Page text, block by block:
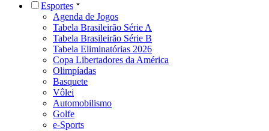
Esportes
Agenda de Jogos
Tabela Brasileirão Série A
Tabela Brasileirão Série B
Tabela Eliminatórias 2026
Copa Libertadores da América
Olimpíadas
Basquete
Vôlei
Automobilismo
Golfe
e-Sports